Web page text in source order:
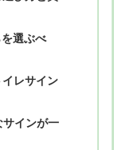
選ぶべ
レサイン
インが一